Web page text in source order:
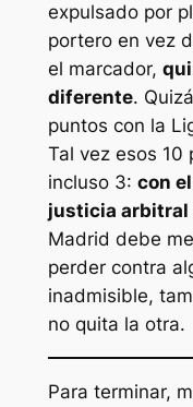
expulsado por
portero en vez
el marcador,
diferente.
puntos con la
Tal vez esos 10
incluso 3: con
justicia arbitral
Madrid debe
perder contra
inadmisible,
no quita la otra.
Para terminar,